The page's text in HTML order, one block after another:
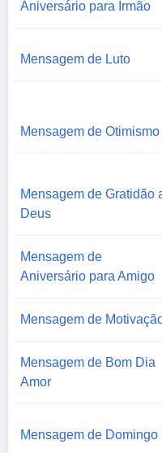
Aniversário para Irmão
Mensagem de Luto
Mensagem de Otimismo
Mensagem de Gratidão
Deus
Mensagem de
Aniversário para Amigo
Mensagem de
Mensagem de Bom Dia
Amor
Mensagem de Domingo